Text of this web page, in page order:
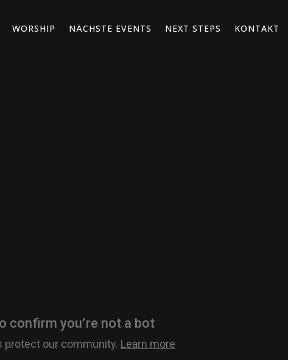
WORSHIP NÄCHSTE EVENTS NEXT STEPS KONTAKT